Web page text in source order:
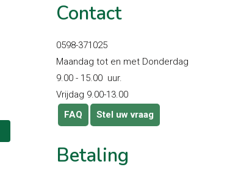
Contact
0598-371025
Maandag tot en met Donderdag
9.00 - 15.00 uur.
Vrijdag 9.00-13.00
FAQ
Stel uw vraag
Betaling